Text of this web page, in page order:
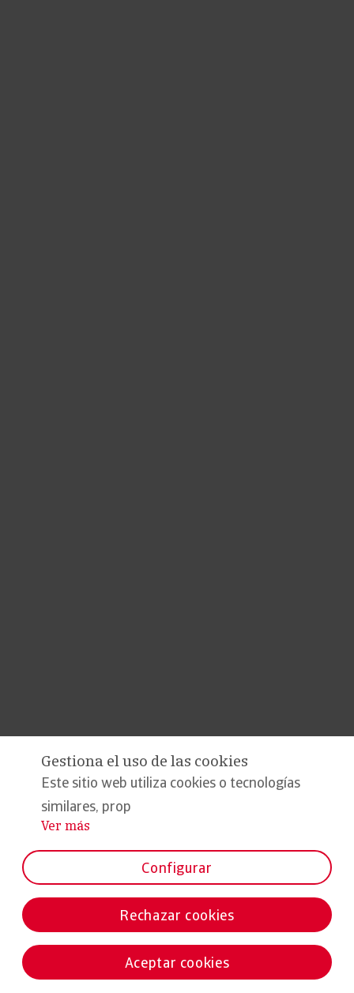
Gestiona el uso de las cookies
Este sitio web utiliza cookies o tecnologías
similares, prop
...
Ver más
Configurar
Rechazar cookies
Aceptar cookies